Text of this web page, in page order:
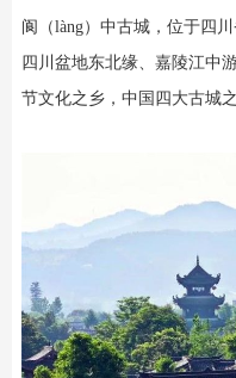
阆（làng）中古城，位于四
四川盆地东北缘、嘉陵江中
节文化之乡，中国四大古城之